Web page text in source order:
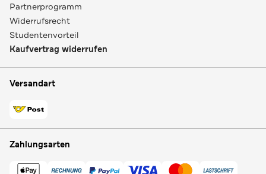
Partnerprogramm
Widerrufsrecht
Studentenvorteil
Kaufvertrag widerrufen
Versandart
Zahlungsarten